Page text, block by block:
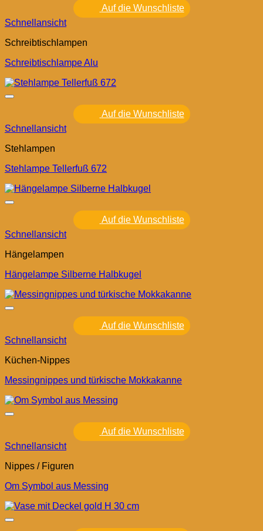
Auf die Wunschliste
Schnellansicht
Schreibtischlampen
Schreibtischlampe Alu
Auf die Wunschliste
Schnellansicht
Stehlampen
Stehlampe Tellerfuß 672
Auf die Wunschliste
Schnellansicht
Hängelampen
Hängelampe Silberne Halbkugel
Auf die Wunschliste
Schnellansicht
Küchen-Nippes
Messingnippes und türkische Mokkakanne
Auf die Wunschliste
Schnellansicht
Nippes / Figuren
Om Symbol aus Messing